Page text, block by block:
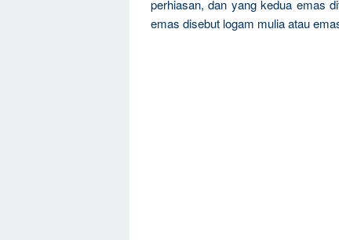
perhiasan, dan yang kedua emas
emas disebut logam mulia atau